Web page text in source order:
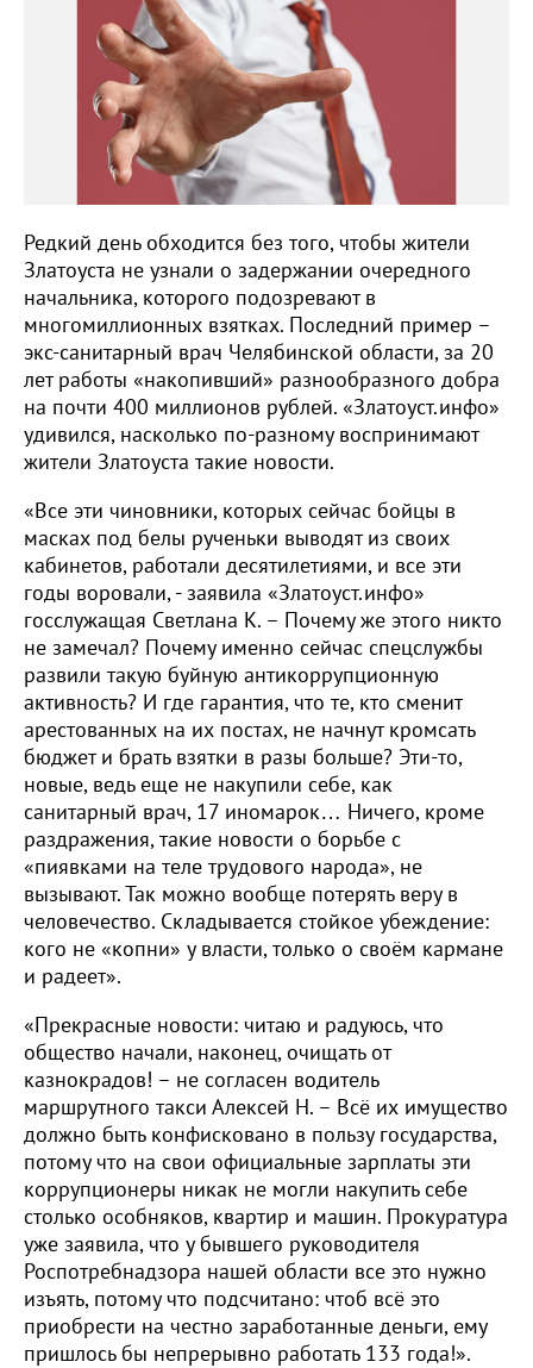
Редкий день обходится без того, чтобы жители
Златоуста не узнали о задержании очередного
начальника, которого подозревают в
многомиллионных взятках. Последний пример –
экс-санитарный врач Челябинской области, за 20
лет работы «накопивший» разнообразного добра
на почти 400 миллионов рублей. «Златоуст.инфо»
удивился, насколько по-разному воспринимают
жители Златоуста такие новости.
«Все эти чиновники, которых сейчас бойцы в
масках под белы рученьки выводят из своих
кабинетов, работали десятилетиями, и все эти
годы воровали, - заявила «Златоуст.инфо»
госслужащая Светлана К. – Почему же этого никто
не замечал? Почему именно сейчас спецслужбы
развили такую буйную антикоррупционную
активность? И где гарантия, что те, кто сменит
арестованных на их постах, не начнут кромсать
бюджет и брать взятки в разы больше? Эти-то,
новые, ведь еще не накупили себе, как
санитарный врач, 17 иномарок… Ничего, кроме
раздражения, такие новости о борьбе с
«пиявками на теле трудового народа», не
вызывают. Так можно вообще потерять веру в
человечество. Складывается стойкое убеждение:
кого не «копни» у власти, только о своём кармане
и радеет».
«Прекрасные новости: читаю и радуюсь, что
общество начали, наконец, очищать от
казнокрадов! – не согласен водитель
маршрутного такси Алексей Н. – Всё их имущество
должно быть конфисковано в пользу государства,
потому что на свои официальные зарплаты эти
коррупционеры никак не могли накупить себе
столько особняков, квартир и машин. Прокуратура
уже заявила, что у бывшего руководителя
Роспотребнадзора нашей области все это нужно
изъять, потому что подсчитано: чтоб всё это
приобрести на честно заработанные деньги, ему
пришлось бы непрерывно работать 133 года!».